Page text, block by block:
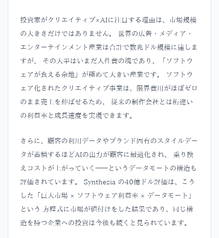
投資家がクリエイティブ×AIに注目する理由は、市場規模
の大きさだけではありません。 世界の広告・メディア・
エンターテインメント産業は合計で数兆ドル規模に達しま
すが、 その大半はいまだ人件費の塊であり、「ソフトウ
ェアが食える余地」が極めて大きい産業です。 ソフトウ
ェア化されたクリエイティブ事業は、限界費用がほぼゼロ
のまま売上を伸ばせるため、 従来の制作会社とは桁違い
の利益率と成長速度を実現できます。
さらに、顧客の利用データやブランド固有のスタイルデー
タが蓄積するほどAIの出力が顧客に最適化され、 乗り換
えコストが上がっていく——というデータモートの構造も
評価されています。 Synthesia の40億ドル評価は、こう
した「巨大市場 × ソフトウェア利益率 × データモート」
という 方程式に市場が値付けをした結果であり、同じ構
造を持つ企業への投資は今後も続くと見られています。